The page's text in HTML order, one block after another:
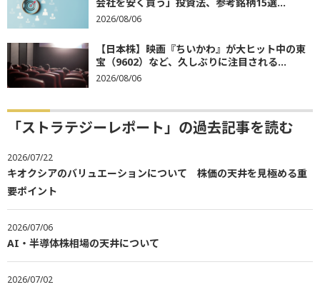
2026/08/06
【日本株】映画『ちいかわ』が大ヒット中の東
宝（9602）など、久しぶりに注目される...
2026/08/06
「ストラテジーレポート」の過去記事を読む
2026/07/22
キオクシアのバリュエーションについて 株価の天井を見極める重
要ポイント
2026/07/06
AI・半導体株相場の天井について
2026/07/02